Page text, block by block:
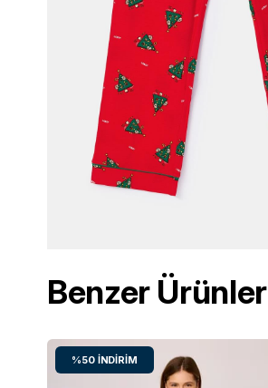
Benzer Ürünler
%50 İNDIRIM